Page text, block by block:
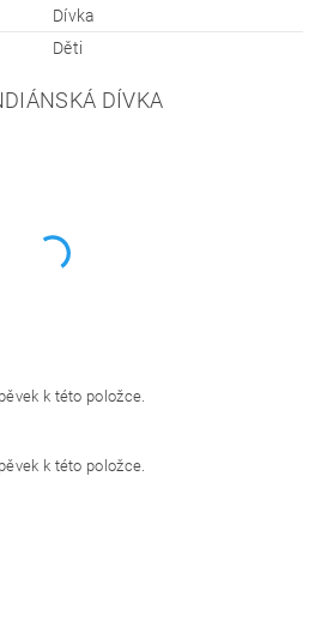
Dívka
Děti
DÍVKA
k této položce.
k této položce.